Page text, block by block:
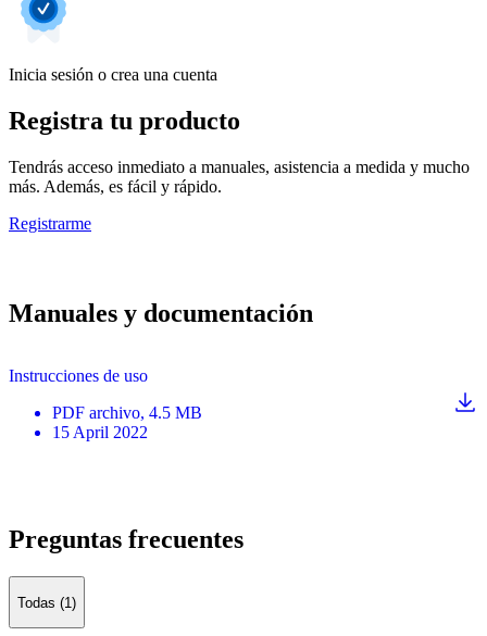
Inicia sesión o crea una cuenta
Registra tu producto
Tendrás acceso inmediato a manuales, asistencia a medida y mucho
más. Además, es fácil y rápido.
Registrarme
Manuales y documentación
Instrucciones de uso
PDF archivo, 4.5 MB
15 April 2022
Preguntas frecuentes
Todas (1)